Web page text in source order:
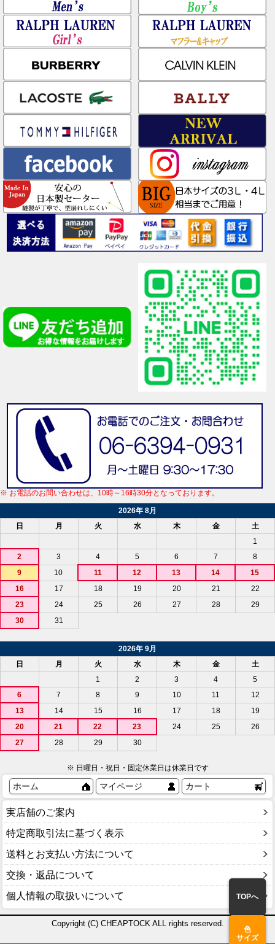
※ お電話のお問い合わせは、10時～16時30分となっております。
2026年 8月
日
月 火 水 木 金
土
1
2
3 4 5 6 7
8
9
10 11 12 13 14
15
16
17 18 19 20 21
22
23
24 25 26 27 28
29
30
31
2026年 9月
日
月 火 水 木 金
土
1
2 3 4
5
6
7 8 9 10 11
12
13
14 15 16 17 18
19
20
21 22 23 24 25
26
27
28 29 30
※ 日曜日・祝日・固定休業日は休業日です
TOPへ
色
サイズ
ホーム マイページ カート
実店舗のご案内
特定商取引法に基づく表示
送料とお支払い方法について
交換・返品について
個人情報の取扱いについて
Copyright (C) CHEAPTOCK ALL rights reserved.